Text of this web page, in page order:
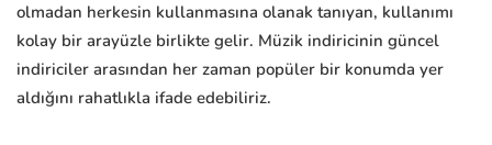
olmadan herkesin kullanmasına olanak tanıyan, kullanımı
kolay bir arayüzle birlikte gelir. Müzik indiricinin güncel
indiriciler arasından her zaman popüler bir konumda yer
aldığını rahatlıkla ifade edebiliriz.